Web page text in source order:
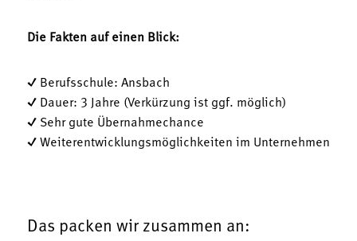
Die Fakten auf einen Blick:
✓ Berufsschule: Ansbach
✓ Dauer: 3 Jahre (Verkürzung ist ggf. möglich)
✓ Sehr gute Übernahmechance
✓ Weiterentwicklungsmöglichkeiten im Unternehmen
Das packen wir zusammen an: